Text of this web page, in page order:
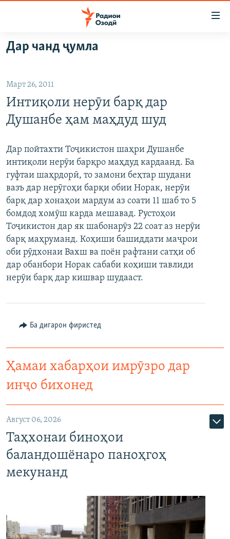
Ҷаҳиш
ба
аслӣ
Ҷаҳиш
ба
феҳристи
аслӣ
Ҷаҳиш
ба
ҷустор
ГӮШАҲО
ОСИЁИ МАРКАЗӢ
ФАРҲАНГ
МЕҲМОНИ ОЗОДӢ
ВАРЗИШ
РӮЗГОРИ МУҲОҶИР
САЛОМ, ХОҲАР
ТАҲҚИҚОТ
ҶАНГ ДАР УКРАИНА
НАЗАРИ МАРДУМ
БЛОГИСТОН
ОЗОДӢ ОНЛАЙН
ЧАНДРАСОНАӢ
ВИДЕО
НИГОРИСТОН
ГУЗОРИШҲОИ РАДИОӢ
РӮЙХАТҲО
КИТОБҲОИ ОЗОДӢ
Русский
ПАЙГИРӢ КУНЕД
Ҳамаи сомонаҳои RFE/RL
Дар чанд ҷумла
Март 26, 2011
Интиқоли нерӯи барқ дар
Душанбе ҳам маҳдуд шуд
Дар пойтахти Тоҷикистон шаҳри Душанбе
интиқоли нерӯи барқро маҳдуд кардаанд. Ба
гуфтаи шаҳрдорӣ, то замони беҳтар шудани
вазъ дар нерӯгоҳи барқи обии Норак, нерӯи
барқ дар хонаҳои мардум аз соати 11 шаб то 5
бомдод хомӯш карда мешавад. Рустоҳои
Тоҷикистон дар як шабонарӯз 22 соат аз нерӯи
барқ маҳруманд. Коҳиши башиддати маҷрои
оби рӯдхонаи Вахш ва поён рафтани сатҳи об
дар обанбори Норак сабаби коҳиши тавлиди
нерӯи барқ дар кишвар шудааст.
Ба дигарон фиристед
Ҳамаи хабарҳои имрӯзро дар
инҷо бихонед
Август 06, 2026
Таҳхонаи биноҳои
баландошёнаро паноҳгоҳ
мекунанд